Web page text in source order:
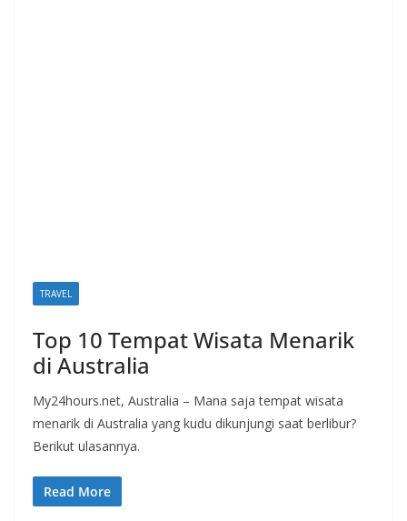
TRAVEL
Top 10 Tempat Wisata Menarik
di Australia
My24hours.net, Australia – Mana saja tempat wisata
menarik di Australia yang kudu dikunjungi saat berlibur?
Berikut ulasannya.
Read More